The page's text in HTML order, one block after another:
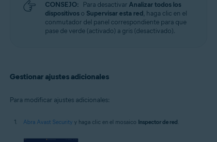
CONSEJO: Para desactivarAnalizar todos los
dispositivos o Supervisar esta red, haga clic en el
conmutador del panel correspondiente para que
pase de verde (activado) a gris (desactivado).
Gestionar ajustes adicionales
Para modificar ajustes adicionales:
Abra Avast Security y haga clic en el mosaico Inspector de red.